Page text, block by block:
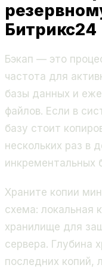
Битрикс24
Бэкап — это
частота для
базы данных и
файлов. Если в
базу стоит
нескольких раз в
инкрементальных
Храните копии
схема: локальная
хранилище для
сервера. Глубина
последних копий,